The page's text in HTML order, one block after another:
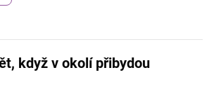
když v okolí přibydou